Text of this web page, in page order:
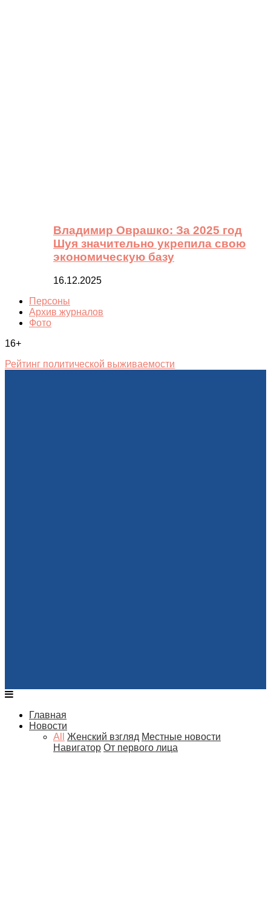
Владимир Оврашко: За 2025 год
Шуя значительно укрепила свою
экономическую базу
16.12.2025
Персоны
Архив журналов
Фото
16+
Рейтинг политической выживаемости
Главная
Новости
All
Женский взгляд Местные новости
Навигатор От первого лица